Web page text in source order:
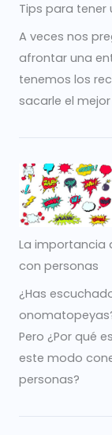
Tips para tener
A veces nos
afrontar una
tenemos los
sacarle el
La importancia
con personas
¿Has
Pero ¿Por qué
este modo
personas?